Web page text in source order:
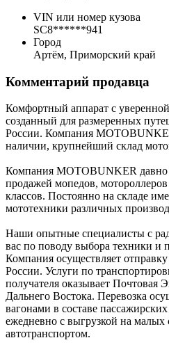
VIN или номер кузова
SC8******941
Город
Артём, Приморский край
Комментарий продавца
Комфортный аппарат с
созданный для размеренных
России. Компания
наличии, крупнейший склад
Компания MOTOBUNKER давно
продажей мопедов,
классов. Постоянно на складе
мототехники различных
Наши опытные специалисты с
вас по поводу выбора техники и
Компания осуществляет
России. Услуги по
получателя оказывает Почтовая
Дальнего Востока. Перевозка
вагонами в составе
ежедневно с выгрузкой на малых
автотранспортом.